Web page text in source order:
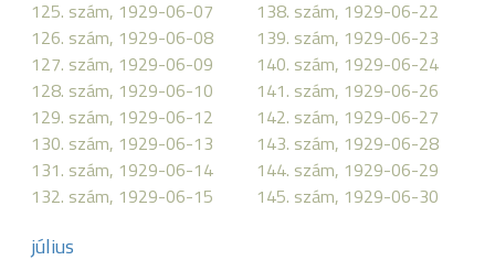
125. szám, 1929-06-07
126. szám, 1929-06-08
127. szám, 1929-06-09
128. szám, 1929-06-10
129. szám, 1929-06-12
130. szám, 1929-06-13
131. szám, 1929-06-14
132. szám, 1929-06-15
138. szám, 1929-06-22
139. szám, 1929-06-23
140. szám, 1929-06-24
141. szám, 1929-06-26
142. szám, 1929-06-27
143. szám, 1929-06-28
144. szám, 1929-06-29
145. szám, 1929-06-30
július